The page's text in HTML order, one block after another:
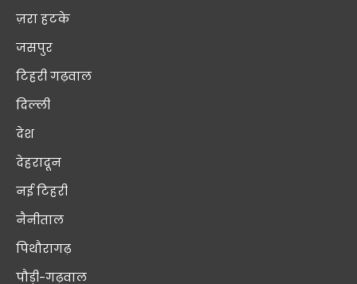
ज़रा हटके
जसपुर
टिहरी गढ़वाल
दिल्ली
देश
देहरादून
नई टिहरी
नैनीताल
पिथौरागढ़
पौड़ी-गढ़वाल